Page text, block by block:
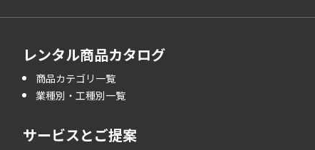
レンタル商品カタログ
商品カテゴリ一覧
業種別・工種別一覧
サービスとご提案